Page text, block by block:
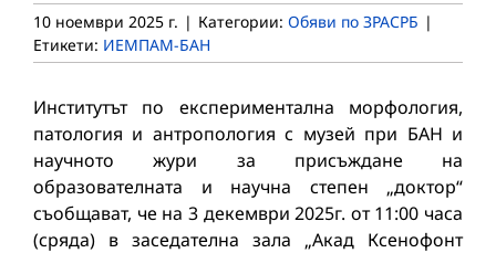
10 ноември 2025 г. | Категории: Обяви по ЗРАСРБ |
Етикети: ИЕМПАМ-БАН
Институтът по експериментална морфология,
патология и антропология с музей при БАН и
научното жури за присъждане на
образователната и научна степен „доктор“
съобщават, че на 3 декември 2025г. от 11:00 часа
(сряда) в заседателна зала „Акад Ксенофонт